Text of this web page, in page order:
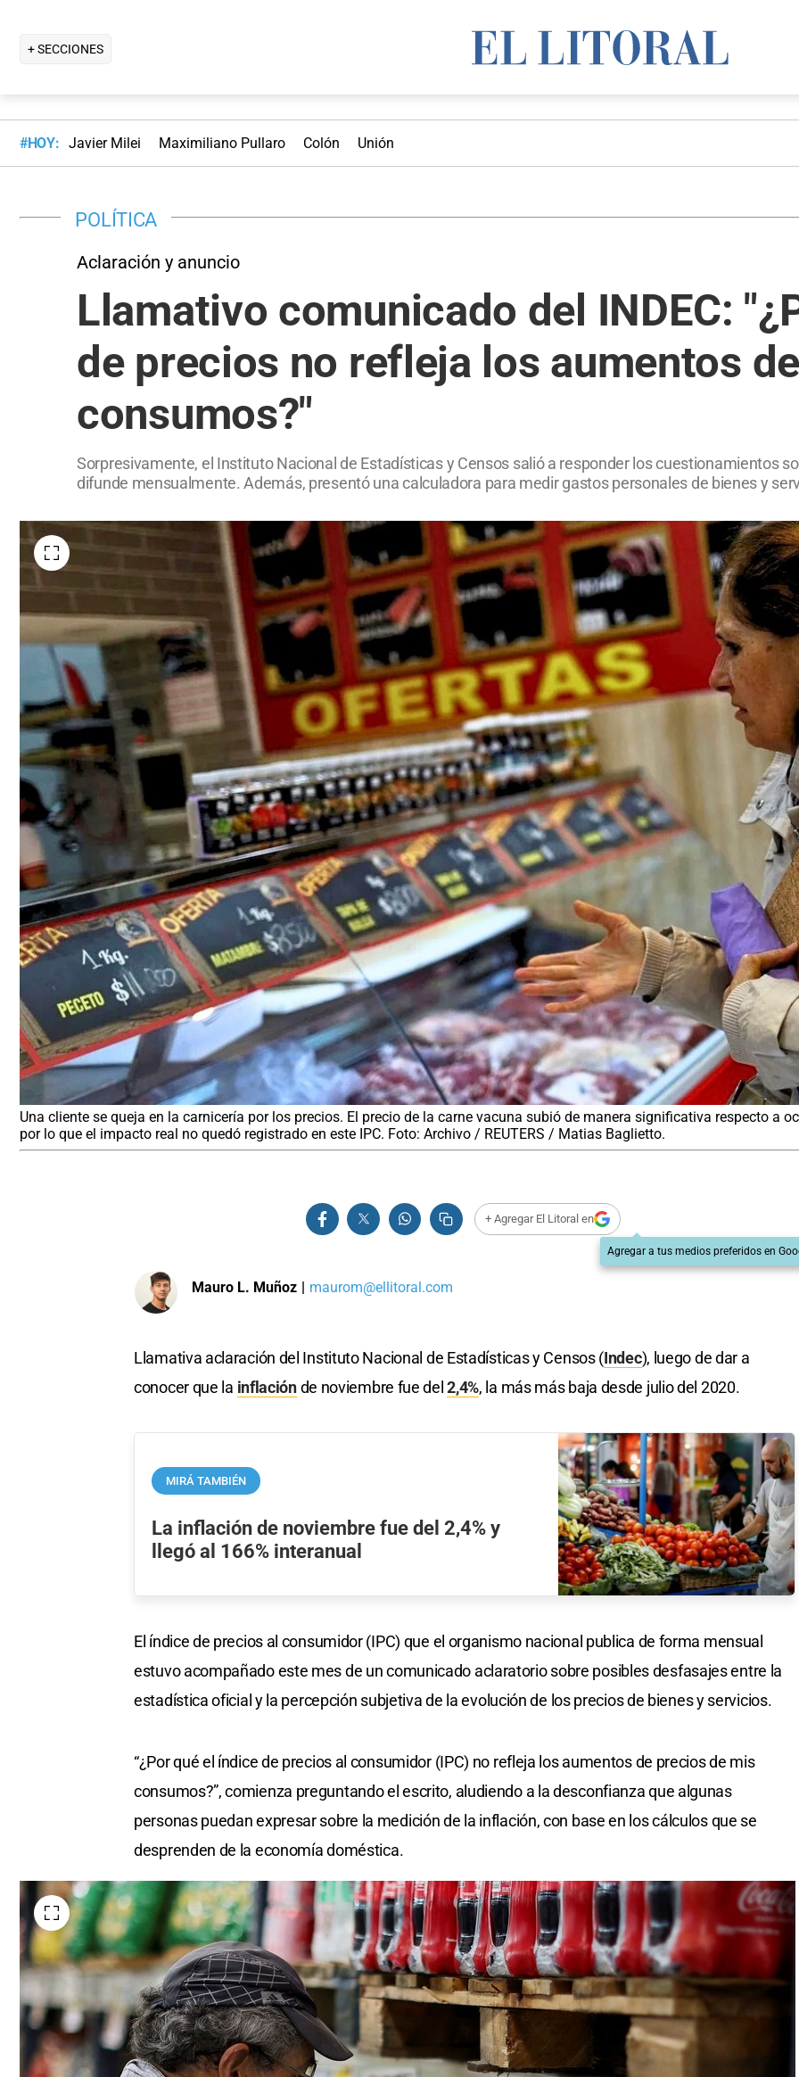
+ SECCIONES
#HOY: Javier Milei Maximiliano Pullaro Colón Unión
POLÍTICA
Aclaración y anuncio
Llamativo comunicado del INDEC:
de precios no refleja los aumentos
consumos?"
Sorpresivamente, el Instituto Nacional de Estadísticas y Censos salió a responder los cuestionamientos
difunde mensualmente. Además, presentó una calculadora para medir gastos personales de bienes y
Una cliente se queja en la carnicería por los precios. El precio de la carne vacuna subió de manera significativa respecto a
por lo que el impacto real no quedó registrado en este IPC. Foto: Archivo / REUTERS / Matias Baglietto.
+ Agregar El Litoral en
Agregar a tus medios preferidos en
Mauro L. Muñoz | maurom@ellitoral.com
Llamativa aclaración del Instituto Nacional de Estadísticas y Censos (Indec), luego de dar a
conocer que la inflaciónde noviembre fue del2,4%, la más más baja desde julio del 2020.
MIRÁ TAMBIÉN
La inflación de noviembre fue del 2,4% y
llegó al 166% interanual
El índice de precios al consumidor (IPC) que el organismo nacional publica de forma mensual
estuvo acompañado este mes de un comunicado aclaratorio sobre posibles desfasajes entre la
estadística oficial y la percepción subjetiva de la evolución de los precios de bienes y servicios.
“¿Por qué el índice de precios al consumidor (IPC) no refleja los aumentos de precios de mis
consumos?”, comienza preguntando el escrito, aludiendo a la desconfianza que algunas
personas puedan expresar sobre la medición de la inflación, con base en los cálculos que se
desprenden de la economía doméstica.